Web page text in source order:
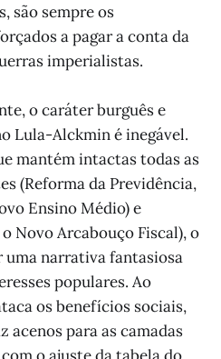
são sempre os
a pagar a conta da
imperialistas.
o caráter burguês e
Lula-Alckmin é inegável.
mantém intactas todas as
(Reforma da Previdência,
Ensino Médio) e
Novo Arcabouço Fiscal), o
narrativa fantasiosa
populares. Ao
os benefícios sociais,
acenos para as camadas